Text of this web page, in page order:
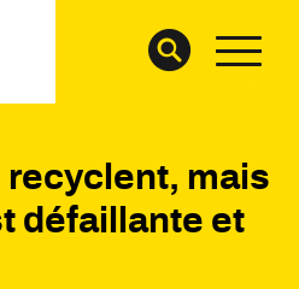
recyclent, mais
défaillante et